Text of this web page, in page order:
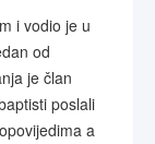
i vodio je u
od
je član
poslali
a